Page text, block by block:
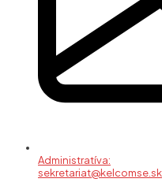
Administratíva:
sekretariat@kelcomse.sk